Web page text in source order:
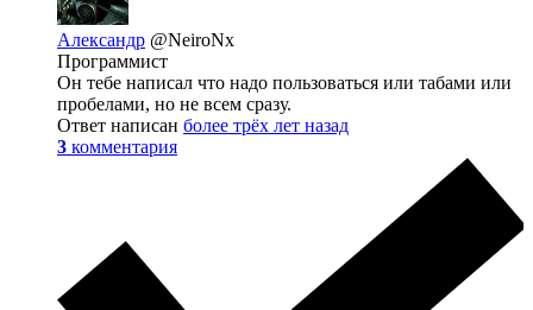
Александр @NeiroNx
Программист
Он тебе написал что надо пользоваться или табами или
пробелами, но не всем сразу.
Ответ написан более трёх лет назад
3 комментария